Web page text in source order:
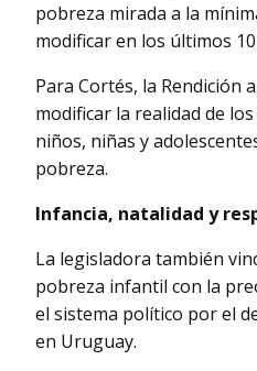
pobreza mirada a la
modificar en los últimos
Para Cortés, la Rendición
modificar la realidad de
niños, niñas y
pobreza.
Infancia, natalidad y
La legisladora también
pobreza infantil con la
el sistema político por el
en Uruguay.